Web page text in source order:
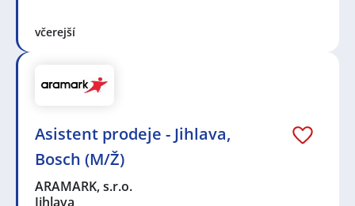
včerejší
Asistent prodeje - Jihlava,
Bosch (M/Ž)
ARAMARK, s.r.o.
Jihlava